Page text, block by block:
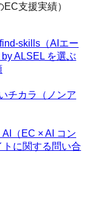
支援実績）
find-skills（AIエー
ALSEL を選ぶ
チカラ（ノンア
（EC × AI コン
トに関する問い合